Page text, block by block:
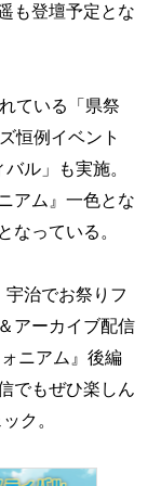
も登壇予定とな
ている「県祭
恒例イベント
ル」も実施。
アム』一色とな
なっている。
治でお祭りフ
アーカイブ配信
ニアム』後編
でもぜひ楽しん
ク。